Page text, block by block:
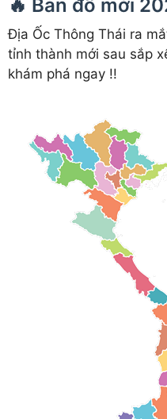
🔥 Bản đồ mới
Địa Ốc Thông Thái ra
tỉnh thành mới sau sắp
khám phá ngay !!